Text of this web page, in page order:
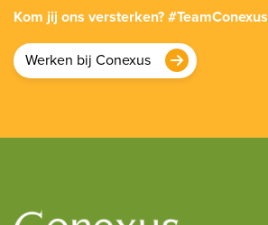
Kom jij ons versterken? #TeamConexus
Werken bij Conexus